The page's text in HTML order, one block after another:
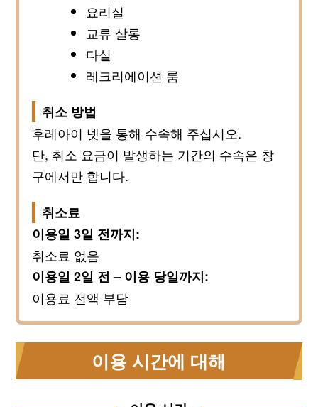
요리실
교류 살롱
다실
레크리에이션 룸
취소 방법
후레아이 넷을 통해 수속해 주십시오.
단, 취소 요금이 발생하는 기간의 수속은 창
구에서만 합니다.
취소료
이용일 3일 전까지:
취소료 없음
이용일 2일 전 – 이용 당일까지:
이용료 전액 부담
이용 시간에 대해